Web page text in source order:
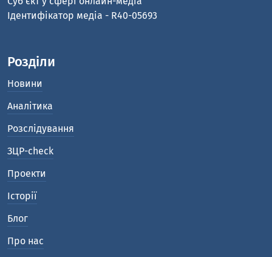
Ідентифікатор медіа - R40-05693
Розділи
Новини
Аналітика
Розслідування
ЗЦР-check
Проекти
Історії
Блог
Про нас